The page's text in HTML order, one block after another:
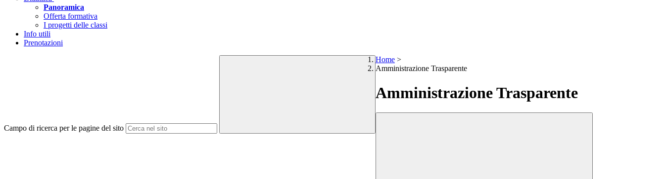
Panoramica
Offerta formativa
I progetti delle classi
Info utili
Prenotazioni
Campo di ricerca per le pagine del sito
Home >
Amministrazione Trasparente
Amministrazione Trasparente